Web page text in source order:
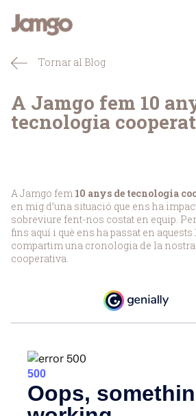
Tornar al Blog
A Jamgo fem 10
tecnologia
A Jamgo fem 10 anys de tecnologia
en mig d’una situació que ens ha
sobreviure fent-nos costat en equip.
fins aquí i què ens ha passat en aquests
compartim una cronologia de la
cooperativa.